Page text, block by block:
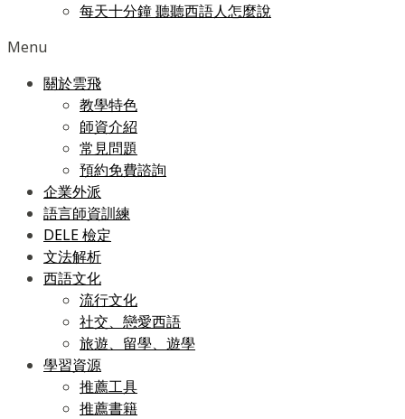
每天十分鐘 聽聽西語人怎麼說
Menu
關於雲飛
教學特色
師資介紹
常見問題
預約免費諮詢
企業外派
語言師資訓練
DELE 檢定
文法解析
西語文化
流行文化
社交、戀愛西語
旅遊、留學、遊學
學習資源
推薦工具
推薦書籍